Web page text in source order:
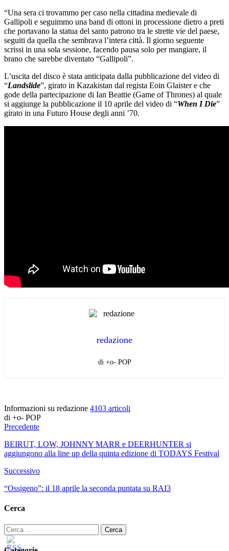
“Una sera ci trovammo per caso nella cittadina medievale di
Gallipoli e seguimmo una band di ottoni in processione dietro a preti
che portavano la statua del santo patrono tra le strette vie del paese,
seguiti da quella che sembrava l’intera città. Il giorno seguente
scrissi in una sola sessione, facendo pausa solo per mangiare, il
brano che sarebbe diventato “Gallipoli”.
L’uscita del disco è stata anticipata dalla pubblicazione del video di
“Landslide”, girato in Kazakistan dal regista Eoin Glaister e che
gode della partecipazione di Ian Beattie (Game of Thrones) al quale
si aggiunge la pubblicazione il 10 aprile del video di “When I Die”
girato in una Futuro House degli anni ’70.
redazione
di +o- POP
Informazioni su redazione 4103 articoli
di +o- POP
Precedente
BEIRUT, LOW, JOHNNY MARR e DEERHUNTER si
aggiungono alla line up della quinta edizione di TODAYS Festival
Successivo
“Ossigeno”: il 18 aprile la seconda puntata su RAI3
Cerca
Ricerca
per: